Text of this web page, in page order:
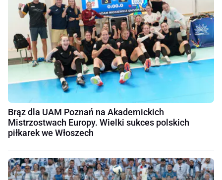
Brąz dla UAM Poznań na Akademickich
Mistrzostwach Europy. Wielki sukces polskich
piłkarek we Włoszech